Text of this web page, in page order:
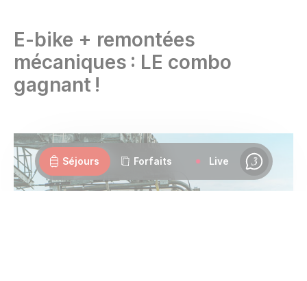
E-bike + remontées
mécaniques : LE combo
gagnant !
Séjours Forfaits Live
Chat